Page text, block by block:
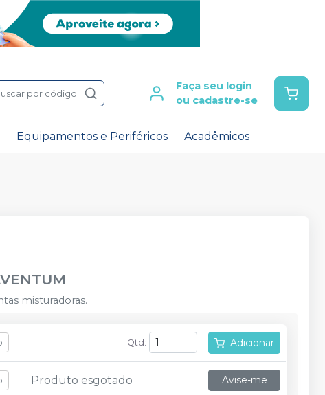
por código
Faça seu login
ou cadastre-se
Equipamentos e Periféricos Acadêmicos
misturadoras.
Qtd : Adicionar
Produto esgotado Avise-me